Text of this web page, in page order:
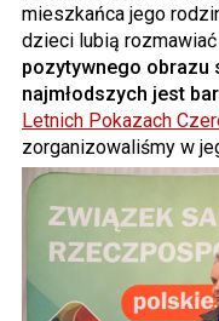
mieszkańca jego
dzieci lubią rozmawiać
pozytywnego obrazu
najmłodszych jest
Letnich Pokazach
zorganizowaliśmy w